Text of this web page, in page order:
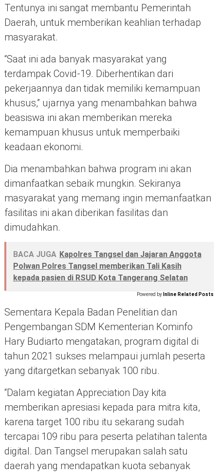
Tentunya ini sangat membantu Pemerintah
Daerah, untuk memberikan keahlian terhadap
masyarakat.
“Saat ini ada banyak masyarakat yang
terdampak Covid-19. Diberhentikan dari
pekerjaannya dan tidak memiliki kemampuan
khusus,” ujarnya yang menambahkan bahwa
beasiswa ini akan memberikan mereka
kemampuan khusus untuk memperbaiki
keadaan ekonomi.
Dia menambahkan bahwa program ini akan
dimanfaatkan sebaik mungkin. Sekiranya
masyarakat yang memang ingin memanfaatkan
fasilitas ini akan diberikan fasilitas dan
dimudahkan.
BACA JUGA Kapolres Tangsel dan Jajaran Anggota
Polwan Polres Tangsel memberikan Tali Kasih
kepada pasien di RSUD Kota Tangerang Selatan
Powered by Inline Related Posts
Sementara Kepala Badan Penelitian dan
Pengembangan SDM Kementerian Kominfo
Hary Budiarto mengatakan, program digital di
tahun 2021 sukses melampaui jumlah peserta
yang ditargetkan sebanyak 100 ribu.
“Dalam kegiatan Appreciation Day kita
memberikan apresiasi kepada para mitra kita,
karena target 100 ribu itu sekarang sudah
tercapai 109 ribu para peserta pelatihan talenta
digital. Dan Tangsel merupakan salah satu
daerah yang mendapatkan kuota sebanyak